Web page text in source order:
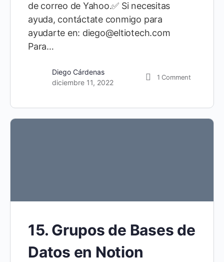
de correo de Yahoo.✅ Si necesitas
ayuda, contáctate conmigo para
ayudarte en: diego@eltiotech.com
Para…
Diego Cárdenas
diciembre 11, 2022
1Comment
15. Grupos de Bases de
Datos en Notion